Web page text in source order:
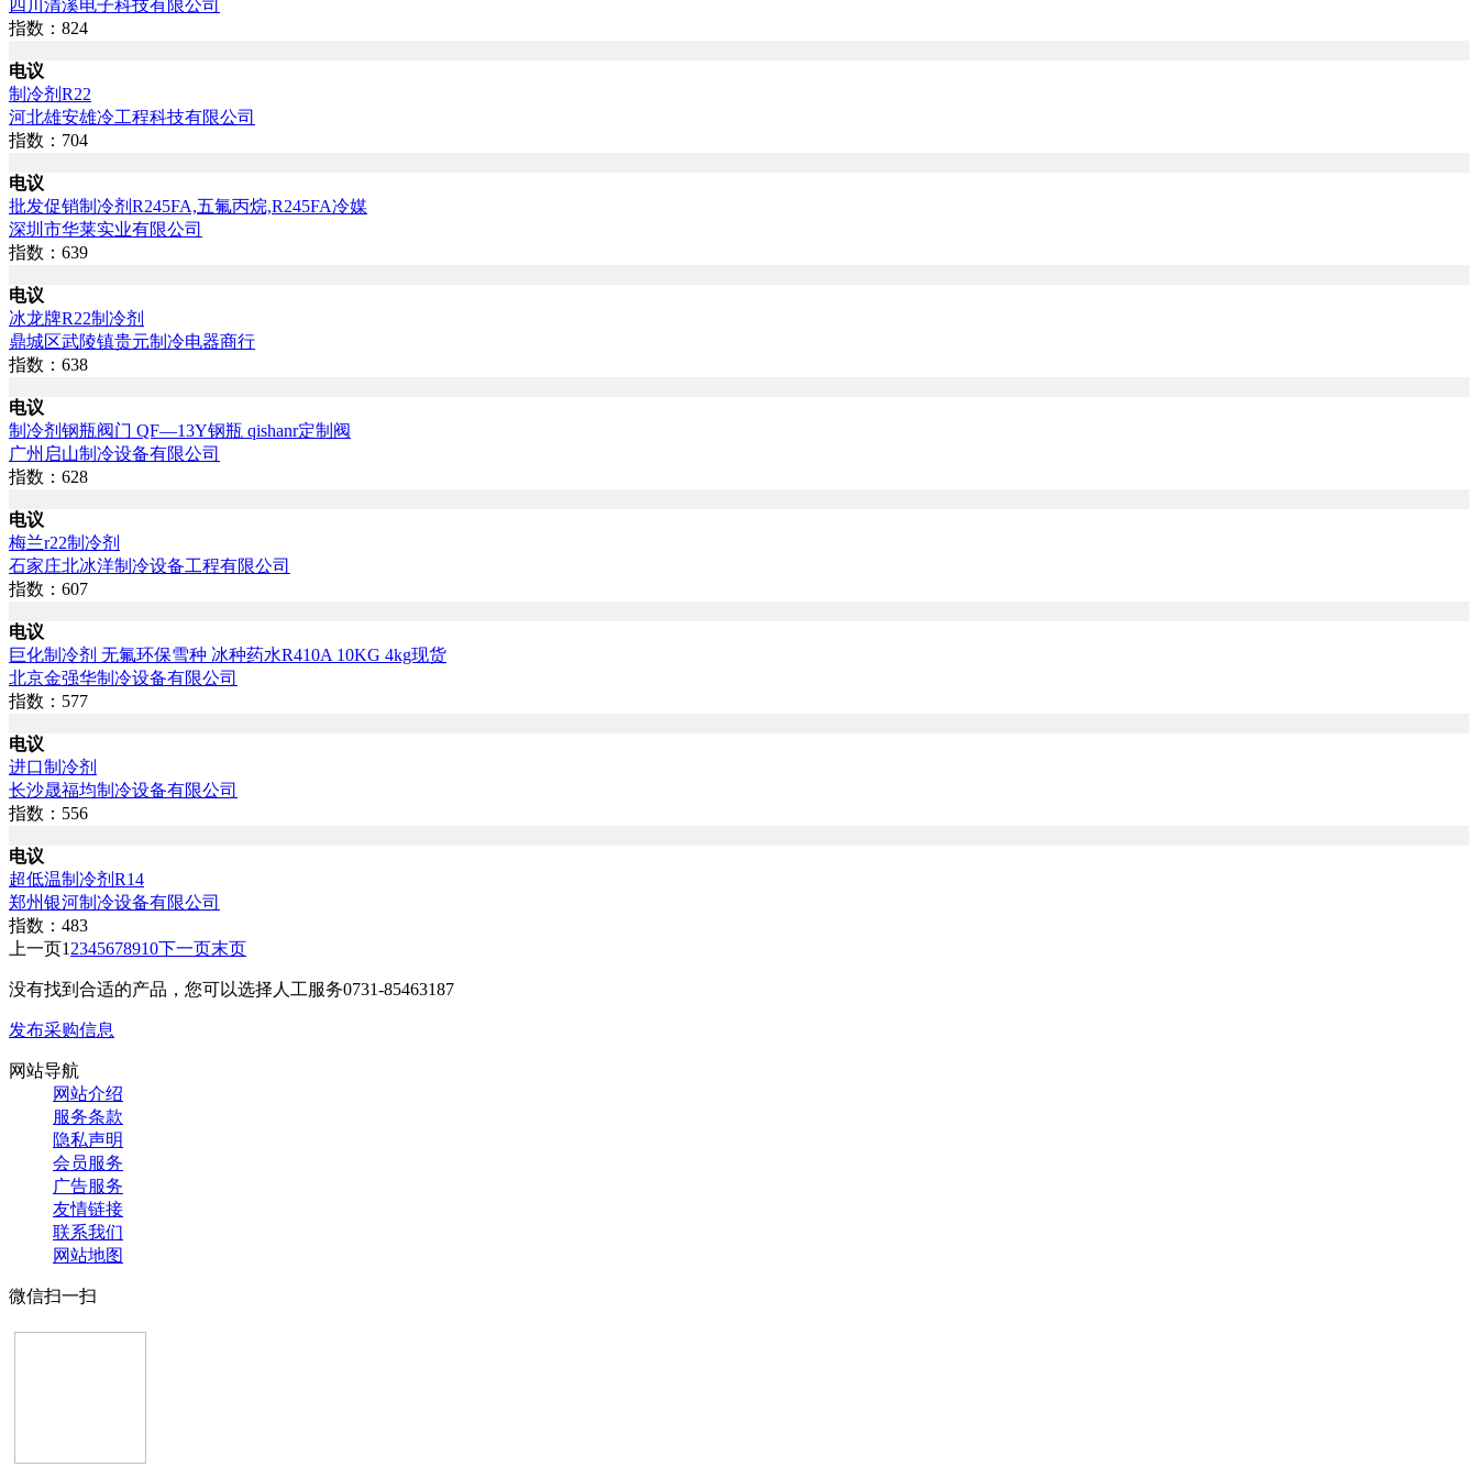
四川清溪电子科技有限公司
指数：824
电议
制冷剂R22
河北雄安雄冷工程科技有限公司
指数：704
电议
批发促销制冷剂R245FA,五氟丙烷,R245FA冷媒
深圳市华莱实业有限公司
指数：639
电议
冰龙牌R22制冷剂
鼎城区武陵镇贵元制冷电器商行
指数：638
电议
制冷剂钢瓶阀门 QF—13Y钢瓶 qishanr定制阀
广州启山制冷设备有限公司
指数：628
电议
梅兰r22制冷剂
石家庄北冰洋制冷设备工程有限公司
指数：607
电议
巨化制冷剂 无氟环保雪种 冰种药水R410A 10KG 4kg现货
北京金强华制冷设备有限公司
指数：577
电议
进口制冷剂
长沙晟福均制冷设备有限公司
指数：556
电议
超低温制冷剂R14
郑州银河制冷设备有限公司
指数：483
上一页1 2345678910下一页末页
没有找到合适的产品，您可以选择人工服务0731-85463187
发布采购信息
网站导航
网站介绍
服务条款
隐私声明
会员服务
广告服务
友情链接
联系我们
网站地图
微信扫一扫